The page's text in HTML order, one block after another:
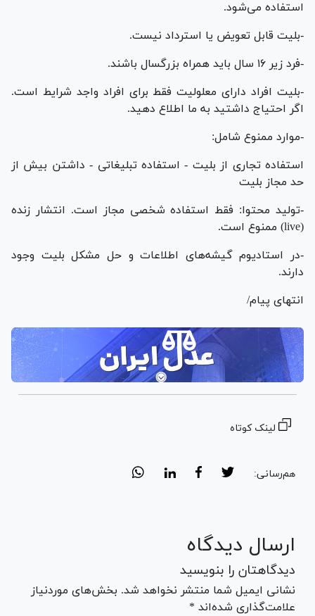
استفاده می‌شود.
-بلیت قابل تعویض یا استرداد نیست.
-فرد زیر ۱۶ سال باید همراه بزرگسال باشند.
-بلیت افراد دارای معلولیت فقط برای افراد واجد شرایط است.
اگر احتیاج داشتید به ما اطلاع دهید.
-موارد ممنوع شامل:
استفاده تجاری از بلیت - استفاده تبلیغاتی - داشتن بیش از
حد مجاز بلیت
-تولید محتوا: فقط استفاده شخصی مجاز است. انتشار زنده
(live) ممنوع است.
-در استادیوم گیشه‌های اطلاعات و حل مشکل بلیت وجود
دارند.
انتهای پیام/
لینک کوتاه
هم‌رسانی:
ارسال دیدگاه
دیدگاهتان را بنویسید
نشانی ایمیل شما منتشر نخواهد شد. بخش‌های موردنیاز
علامت‌گذاری شده‌اند *